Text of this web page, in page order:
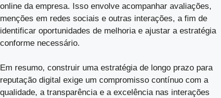
online da empresa. Isso envolve acompanhar avaliações,
menções em redes sociais e outras interações, a fim de
identificar oportunidades de melhoria e ajustar a estratégia
conforme necessário.
Em resumo, construir uma estratégia de longo prazo para
reputação digital exige um compromisso contínuo com a
qualidade, a transparência e a excelência nas interações